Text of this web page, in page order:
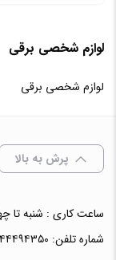
گارانتی
✧ چت با
لوازم شخصی برقی
لوازم شخصی برقی
پرش به بالا
ساعت کاری : شنبه تا چهارشنبه ۱۰ الی ۱۷(به
شماره تلفن: